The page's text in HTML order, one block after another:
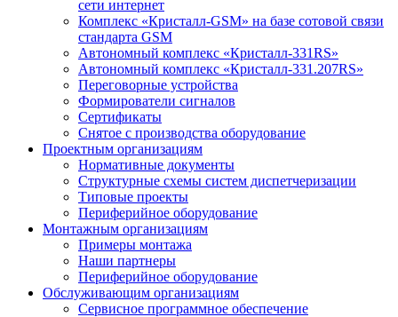
сети интернет
Комплекс «Кристалл-GSM» на базе сотовой связи
стандарта GSM
Автономный комплекс «Кристалл-331RS»
Автономный комплекс «Кристалл-331.207RS»
Переговорные устройства
Формирователи сигналов
Сертификаты
Снятое с производства оборудование
Проектным организациям
Нормативные документы
Структурные схемы систем диспетчеризации
Типовые проекты
Периферийное оборудование
Монтажным организациям
Примеры монтажа
Наши партнеры
Периферийное оборудование
Обслуживающим организациям
Сервисное программное обеспечение